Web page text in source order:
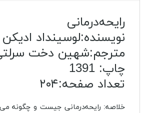
رایحه‌درمانی
نویسنده:لوسینداد
مترجم:شهین دخت
چاپ: 1391
تعداد صفحه:۲۰۴
خلاصه: رایحه‌درمانی جیست و چگونه می